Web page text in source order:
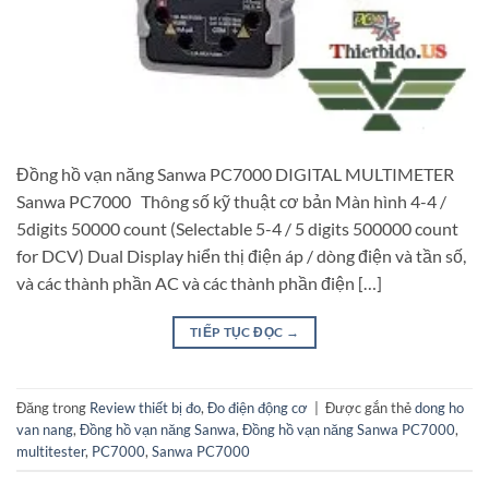
Đồng hồ vạn năng Sanwa PC7000 DIGITAL MULTIMETER
Sanwa PC7000 Thông số kỹ thuật cơ bản Màn hình 4-4 /
5digits 50000 count (Selectable 5-4 / 5 digits 500000 count
for DCV) Dual Display hiển thị điện áp / dòng điện và tần số,
và các thành phần AC và các thành phần điện […]
TIẾP TỤC ĐỌC →
Đăng trong Review thiết bị đo, Đo điện động cơ Được gắn thẻdong ho
van nang, Đồng hồ vạn năng Sanwa, Đồng hồ vạn năng Sanwa PC7000,
multitester, PC7000, Sanwa PC7000